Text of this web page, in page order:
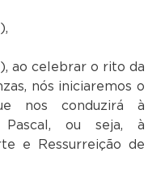
ao celebrar o rito da
nós iniciaremos o
nos conduzirá à
ou seja, à
e Ressurreição de